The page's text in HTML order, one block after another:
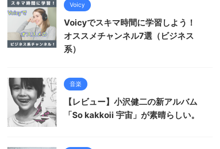
Voicy
Voicyでスキマ時間に学習しよう！
オススメチャンネル7選（ビジネス
系）
音楽
【レビュー】小沢健二の新アルバム
「So kakkoii 宇宙」が素晴らしい。